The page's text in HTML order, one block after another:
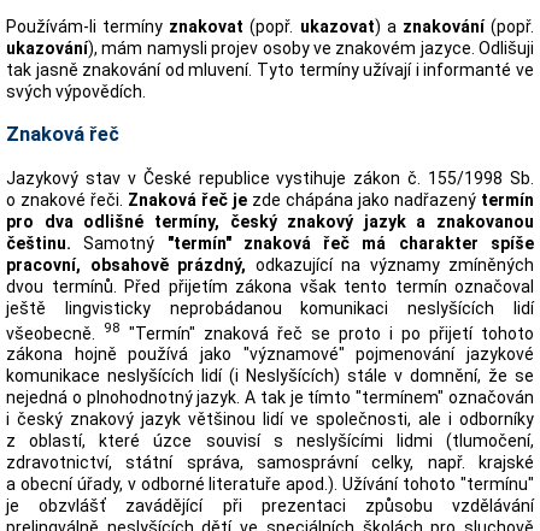
Používám-li termíny znakovat (popř. ukazovat) a znakování(popř.
ukazování), mám namysli projev osoby ve znakovém jazyce. Odlišuji
tak jasně znakování od mluvení. Tyto termíny užívají i informanté ve
svých výpovědích.
Znaková řeč
Jazykový stav v České republice vystihuje zákon č. 155/1998 Sb.
o znakové řeči. Znaková řeč je zde chápána jako nadřazený termín
pro dva odlišné termíny, český znakový jazyk a znakovanou
češtinu. Samotný "termín" znaková řeč má charakter spíše
pracovní, obsahově prázdný, odkazující na významy zmíněných
dvou termínů. Před přijetím zákona však tento termín označoval
ještě lingvisticky neprobádanou komunikaci neslyšících lidí
všeobecně.
98 "Termín" znaková řeč se proto i po přijetí tohoto
zákona hojně používá jako "významové" pojmenování jazykové
komunikace neslyšících lidí (i Neslyšících) stále v domnění, že se
nejedná o plnohodnotný jazyk. A tak je tímto "termínem" označován
i český znakový jazyk většinou lidí ve společnosti, ale i odborníky
z oblastí, které úzce souvisí s neslyšícími lidmi (tlumočení,
zdravotnictví, státní správa, samosprávní celky, např. krajské
a obecní úřady, v odborné literatuře apod.). Užívání tohoto "termínu"
je obzvlášť zavádějící při prezentaci způsobu vzdělávání